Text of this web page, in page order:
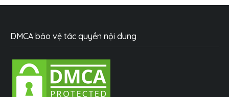
DMCA bảo vệ tác quyền nội dung